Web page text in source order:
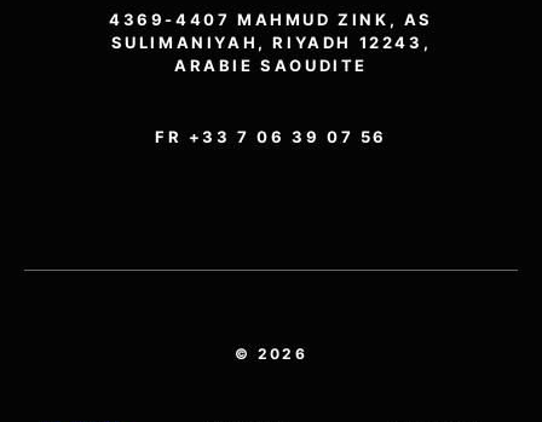
4369-4407 MAHMUD ZINK, AS
SULIMANIYAH, RIYADH 12243,
ARABIE SAOUDITE
FR +33 7 06 39 07 56
© 2026